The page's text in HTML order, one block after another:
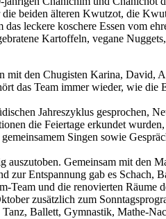
beiden älteren Kwutzot, die
leckere koschere Essen vom
Kartoffeln, vegane
mit den Chugisten Karina, David,
das Team immer wieder, wie die
Jahreszyklus gesprochen,
die Feiertage erkundet
Singen sowie
Gemeinsam mit den
Entspannung gab es Schach,
und die renovierten Räume
zusätzlich zum
Ballett, Gymnastik, Mathe-